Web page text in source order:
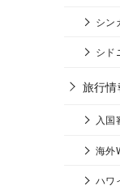
シン
シド
旅行情
入国
海外
ハワ